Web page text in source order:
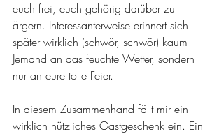
euch frei, euch gehörig darüber zu
ärgern. Interessanterweise erinnert sich
später wirklich (schwör, schwör) kaum
Jemand an das feuchte Wetter, sondern
nur an eure tolle Feier.
In diesem Zusammenhand fällt mir ein
wirklich nützliches Gastgeschenk ein. Ein